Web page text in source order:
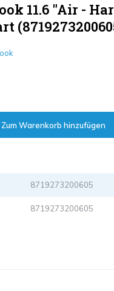
11.6 "Air -
Zum Warenkorb hinzufügen
8719273200605
8719273200605